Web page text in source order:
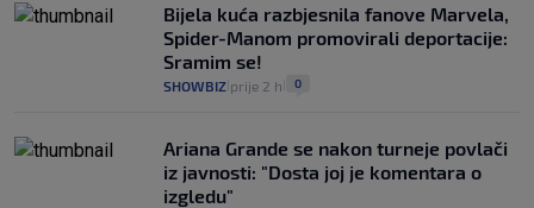
Bijela kuća razbjesnila fanove Marvela,
Spider-Manom promovirali deportacije:
Sramim se!
SHOWBIZ prije 2 h 0
Ariana Grande se nakon turneje povlači
iz javnosti: "Dosta joj je komentara o
izgledu"